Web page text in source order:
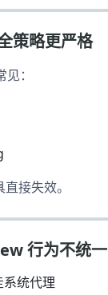
策略更严格
：
接失效。
行为不统一
统代理